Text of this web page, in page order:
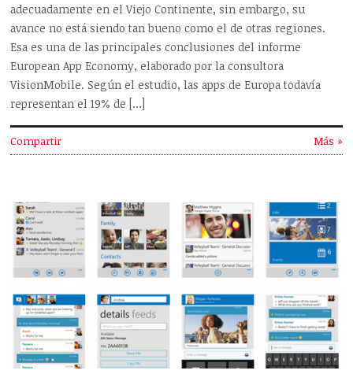
adecuadamente en el Viejo Continente, sin embargo, su
avance no está siendo tan bueno como el de otras regiones.
Esa es una de las principales conclusiones del informe
European App Economy, elaborado por la consultora
VisionMobile. Según el estudio, las apps de Europa todavía
representan el 19% de […]
Compartir Más »